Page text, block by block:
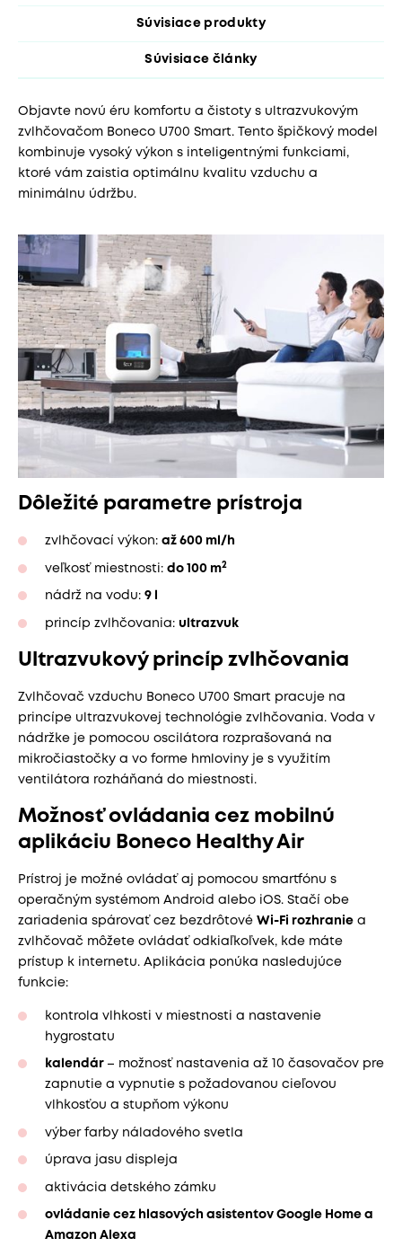
Súvisiace produkty
Súvisiace články
Objavte novú éru komfortu a čistoty s ultrazvukovým
zvlhčovačom Boneco U700 Smart. Tento špičkový model
kombinuje vysoký výkon s inteligentnými funkciami,
ktoré vám zaistia optimálnu kvalitu vzduchu a
minimálnu údržbu.
Dôležité parametre prístroja
zvlhčovací výkon: až 600 ml/h
veľkosť miestnosti: do 100 m2
nádrž na vodu: 9 l
princíp zvlhčovania: ultrazvuk
Ultrazvukový princíp zvlhčovania
Zvlhčovač vzduchu Boneco U700 Smart pracuje na
princípe ultrazvukovej technológie zvlhčovania. Voda v
nádržke je pomocou oscilátora rozprašovaná na
mikročiastočky a vo forme hmloviny je s využitím
ventilátora rozháňaná do miestnosti.
Možnosť ovládania cez mobilnú
aplikáciu Boneco Healthy Air
Prístroj je možné ovládať aj pomocou smartfónu s
operačným systémom Android alebo iOS. Stačí obe
zariadenia spárovať cez bezdrôtové Wi-Fi rozhranie a
zvlhčovač môžete ovládať odkiaľkoľvek, kde máte
prístup k internetu. Aplikácia ponúka nasledujúce
funkcie:
kontrola vlhkosti v miestnosti a nastavenie
hygrostatu
kalendár – možnosť nastavenia až 10 časovačov pre
zapnutie a vypnutie s požadovanou cieľovou
vlhkosťou a stupňom výkonu
výber farby náladového svetla
úprava jasu displeja
aktivácia detského zámku
ovládanie cez hlasových asistentov Google Home a
Amazon Alexa